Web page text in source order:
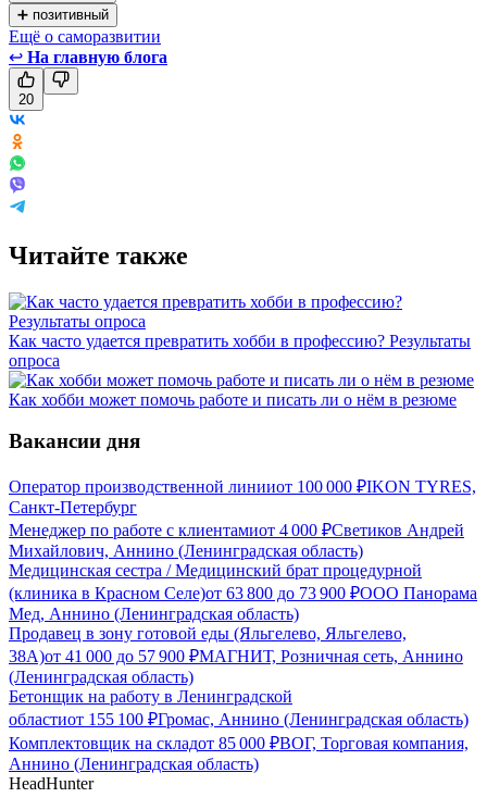
➕ позитивный
Ещё о саморазвитии
↩ На главную блога
20
Читайте также
Как часто удается превратить хобби в профессию? Результаты
опроса
Как хобби может помочь работе и писать ли о нём в резюме
Вакансии дня
Оператор производственной линииот 100 000 ₽IKON TYRES,
Санкт-Петербург
Менеджер по работе с клиентамиот 4 000 ₽Светиков Андрей
Михайлович, Аннино (Ленинградская область)
Медицинская сестра / Медицинский брат процедурной
(клиника в Красном Селе)от 63 800 до 73 900 ₽ООО Панорама
Мед, Аннино (Ленинградская область)
Продавец в зону готовой еды (Яльгелево, Яльгелево,
38А)от 41 000 до 57 900 ₽МАГНИТ, Розничная сеть, Аннино
(Ленинградская область)
Бетонщик на работу в Ленинградской
областиот 155 100 ₽Громас, Аннино (Ленинградская область)
Комплектовщик на складот 85 000 ₽ВОГ, Торговая компания,
Аннино (Ленинградская область)
HeadHunter